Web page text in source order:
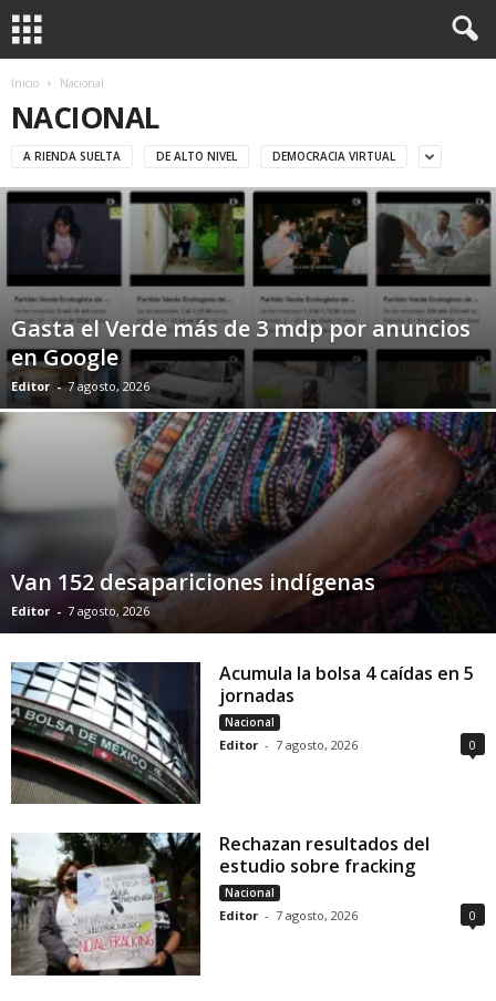
Inicio Nacional
NACIONAL
A RIENDA SUELTA DE ALTO NIVEL DEMOCRACIA VIRTUAL
Gasta el Verde más de 3 mdp por anuncios
en Google
Editor - 7 agosto, 2026
Van 152 desapariciones indígenas
Editor - 7 agosto, 2026
Acumula la bolsa 4 caídas en 5
jornadas
Nacional
Editor - 7 agosto, 2026 0
Rechazan resultados del
estudio sobre fracking
Nacional
Editor - 7 agosto, 2026 0